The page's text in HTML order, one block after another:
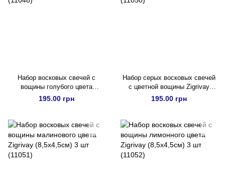
Набор восковых свечей с
вощины голубого цвета
Zigrivay (8,5х4,5см) 3 шт
(11048)
195.00 грн
Набор серых восковых свечей
с цветной вощины Zigrivay
(8,5х4,5см) 3 шт (11050)
195.00 грн